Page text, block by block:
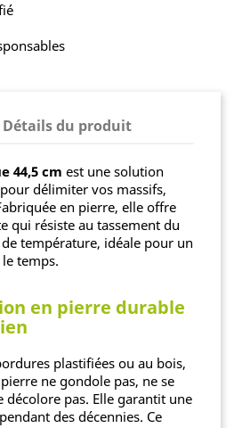
Détails du produit
44,5 cm est une solution
délimiter vos massifs,
en pierre, elle offre
qui résiste au tassement du
température, idéale pour un
temps.
en pierre durable
plastifiées ou au bois,
ne gondole pas, ne se
décolore pas. Elle garantit une
des décennies. Ce